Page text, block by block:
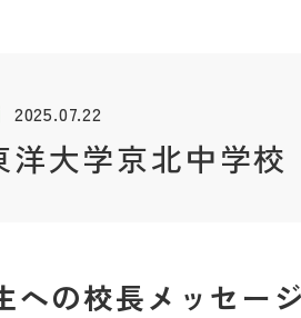
2025.07.22
洋大学京北中学校
への校長メッセージ